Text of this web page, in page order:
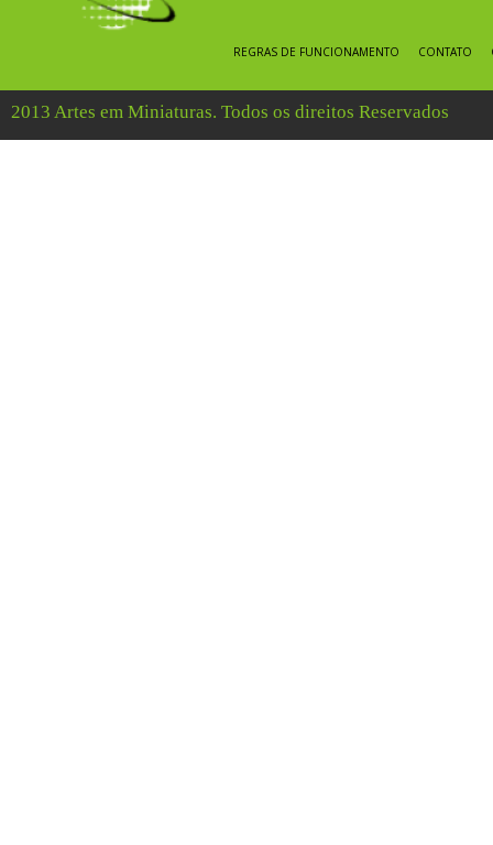
REGRAS DE FUNCIONAMENTO CONTATO
2013 Artes em Miniaturas. Todos os direitos Reservados